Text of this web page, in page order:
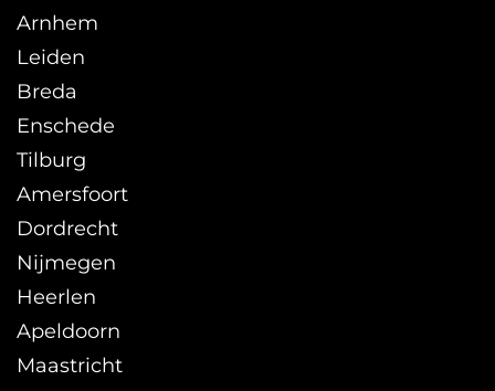
Arnhem
Leiden
Breda
Enschede
Tilburg
Amersfoort
Dordrecht
Nijmegen
Heerlen
Apeldoorn
Maastricht